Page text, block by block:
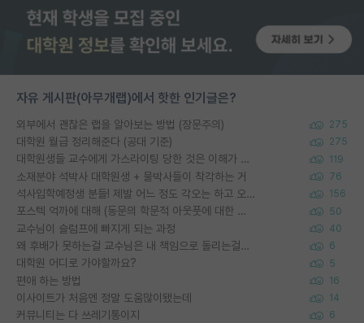
자유 게시판(아무개랩)에서 핫한 인기글은?
외부에서 괜찮은 랩을 알아보는 방법 (장문주의) 275
대학원 월급 정리해준다 (공대 기준) 275
대학원생들 교수에게 가스라이팅 당한 것은 이해가 갑니다. 안타깝네요. 119
소재분야 석박사 대학원생 + 물박사들이 착각하는 거 76
석사입학예정생 분들! 제발 어느 정도 각오는 하고 오세요. 156
포스텍 억까에 대해 (동문의 학문적 아웃풋에 대한 반박) 50
교수님이 슬럼프에 빠지게 되는 과정 40
왜 후배가 못하는걸 교수님은 내 책임으로 돌리는걸까요? 6
대학원 어디로 가야할까요? 5
편애 하는 방법 16
이사이트가 처음엔 정말 도움많이됐는데 14
커뮤니티는 다 쓰레기통이지 6